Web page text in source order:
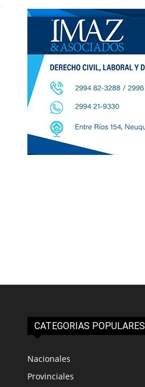
CATEGORIAS POPULARES
Nacionales
Provinciales